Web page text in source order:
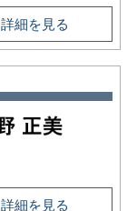
詳細を見る
詳細を見る